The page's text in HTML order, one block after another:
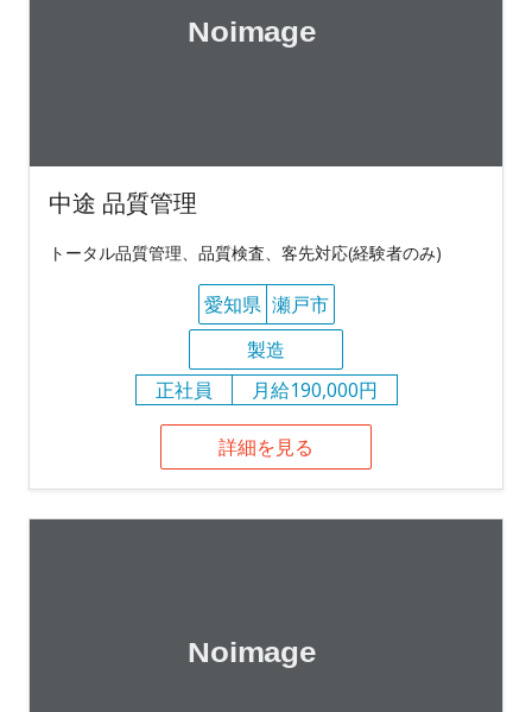
中途 品質管理
トータル品質管理、品質検査、客先対応(経験者のみ)
愛知県 瀬戸市
製造
正社員
月給190,000円
詳細を見る